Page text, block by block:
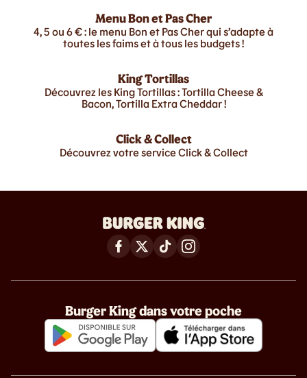
Menu Bon et Pas Cher
4, 5 ou 6 € : le menu Bon et Pas Cher qui s’adapte à
toutes les faims et à tous les budgets !
King Tortillas
Découvrez les King Tortillas : Tortilla Cheese &
Bacon, Tortilla Extra Cheddar !
Click & Collect
Découvrez votre service Click & Collect
Burger King dans votre poche